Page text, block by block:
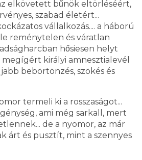
elkövetett bűnök eltörléséért,
szabad életért...
vállalkozás.... a háború
reménytelen és váratlan
hősiesen helyt
megígért királyi amnesztialevél
bebörtönzés, szökés és
termeli ki a rosszaságot...
ami még sarkall, mert
de a nyomor, az már
árt és pusztít, mint a szennyes